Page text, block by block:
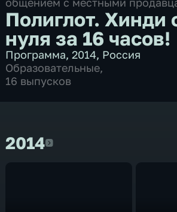
Полиглот. Хинди
нуля за 16 часов!
Программа,2014, Россия
Образовательные,
16 выпусков
20142014